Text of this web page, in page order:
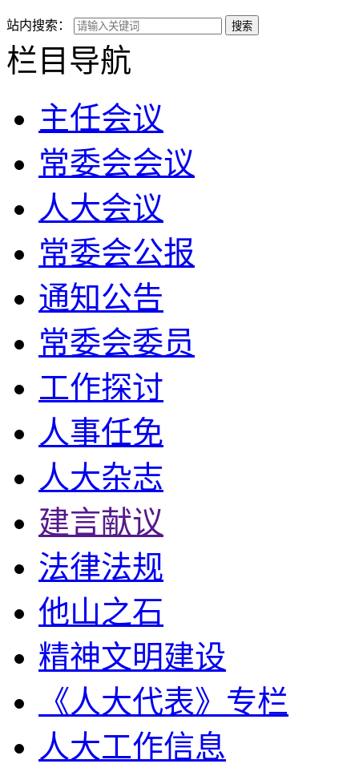
站内搜索： 搜索
栏目导航
主任会议
常委会会议
人大会议
常委会公报
通知公告
常委会委员
工作探讨
人事任免
人大杂志
建言献议
法律法规
他山之石
精神文明建设
《人大代表》专栏
人大工作信息